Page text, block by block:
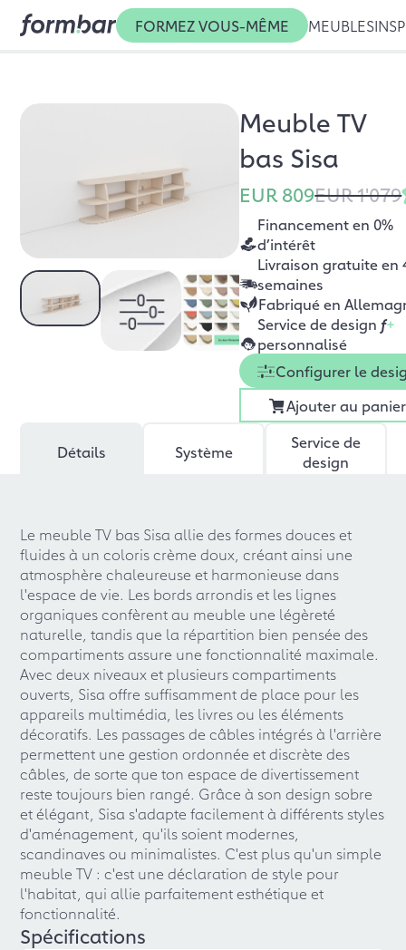
FORMEZ VOUS-MÊME MEUBLES
Meuble TV
bas Sisa
EUR 809EUR 1'079
Financement en 0%
d’intérêt
Livraison gratuite en
semaines
Fabriqué en
Service de design f+
personnalisé
Configurer le
Ajouter au panier
Détails Système
Service de
design
Le meuble TV bas Sisa allie des formes douces et
fluides à un coloris crème doux, créant ainsi une
atmosphère chaleureuse et harmonieuse dans
l'espace de vie. Les bords arrondis et les lignes
organiques confèrent au meuble une légèreté
naturelle, tandis que la répartition bien pensée des
compartiments assure une fonctionnalité maximale.
Avec deux niveaux et plusieurs compartiments
ouverts, Sisa offre suffisamment de place pour les
appareils multimédia, les livres ou les éléments
décoratifs. Les passages de câbles intégrés à l'arrière
permettent une gestion ordonnée et discrète des
câbles, de sorte que ton espace de divertissement
reste toujours bien rangé. Grâce à son design sobre
et élégant, Sisa s'adapte facilement à différents styles
d'aménagement, qu'ils soient modernes,
scandinaves ou minimalistes. C'est plus qu'un simple
meuble TV : c'est une déclaration de style pour
l'habitat, qui allie parfaitement esthétique et
fonctionnalité.
Spécifications